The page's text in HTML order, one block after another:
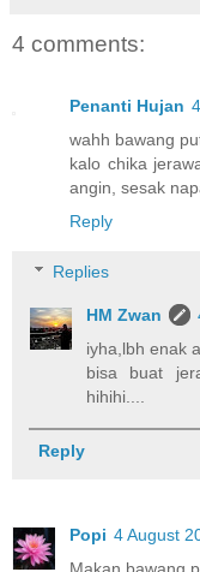
4 comments:
Penanti Hujan
wahh bawang
kalo chika
angin, sesak
Reply
Replies
HM Zwan
iyha,lbh enak
bisa buat
hihihi....
Reply
Popi 4 August